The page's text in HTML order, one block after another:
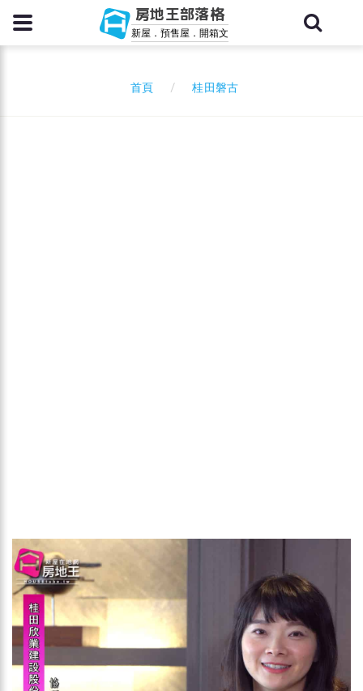
房地王部落格
新屋．預售屋．開箱文
首頁 桂田磐古